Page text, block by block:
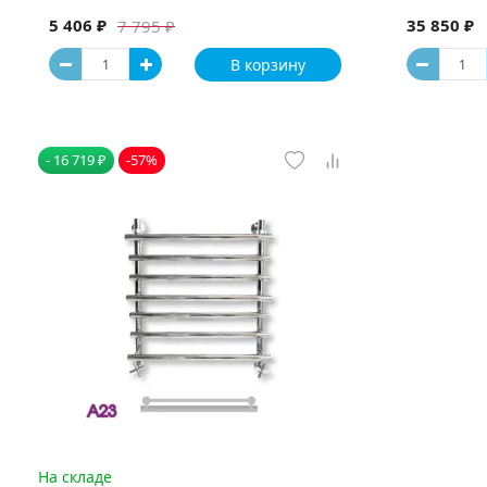
7 795 ₽
5 406 ₽
В корзину
35 850 ₽
- 16 719 ₽ -57%
На складе